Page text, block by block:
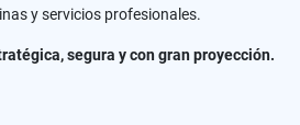
y servicios profesionales.
segura y con gran proyección.